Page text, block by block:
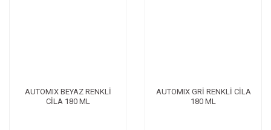
AUTOMIX BEYAZ RENKLİ
CİLA 180 ML
AUTOMIX GRİ RENKLİ CİLA
180 ML